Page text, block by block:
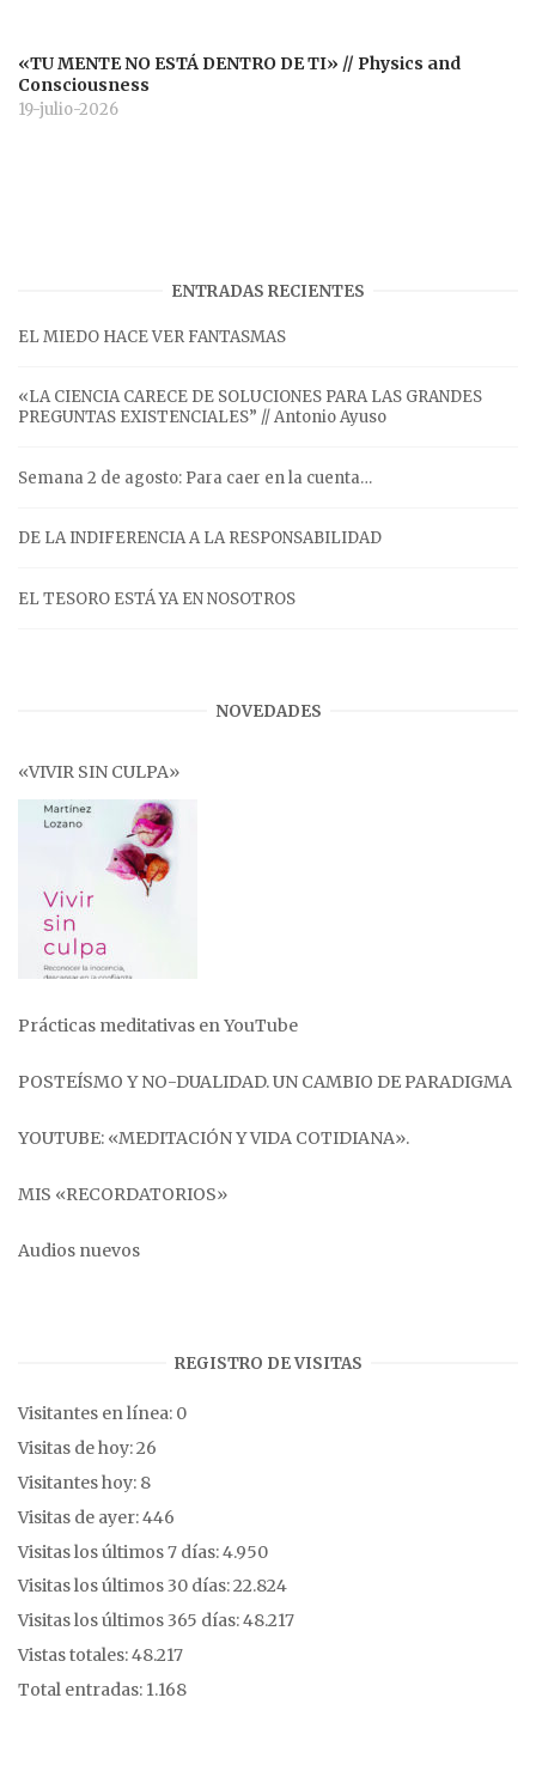
«TU MENTE NO ESTÁ DENTRO DE TI» // Physics and
Consciousness
19-julio-2026
ENTRADAS RECIENTES
EL MIEDO HACE VER FANTASMAS
«LA CIENCIA CARECE DE SOLUCIONES PARA LAS GRANDES
PREGUNTAS EXISTENCIALES” // Antonio Ayuso
Semana 2 de agosto: Para caer en la cuenta…
DE LA INDIFERENCIA A LA RESPONSABILIDAD
EL TESORO ESTÁ YA EN NOSOTROS
NOVEDADES
«VIVIR SIN CULPA»
Prácticas meditativas en YouTube
POSTEÍSMO Y NO-DUALIDAD. UN CAMBIO DE PARADIGMA
YOUTUBE: «MEDITACIÓN Y VIDA COTIDIANA».
MIS «RECORDATORIOS»
Audios nuevos
REGISTRO DE VISITAS
Visitantes en línea: 0
Visitas de hoy:26
Visitantes hoy: 8
Visitas de ayer:446
Visitas los últimos 7 días:4.950
Visitas los últimos 30 días:22.824
Visitas los últimos 365 días:48.217
Vistas totales:48.217
Total entradas: 1.168